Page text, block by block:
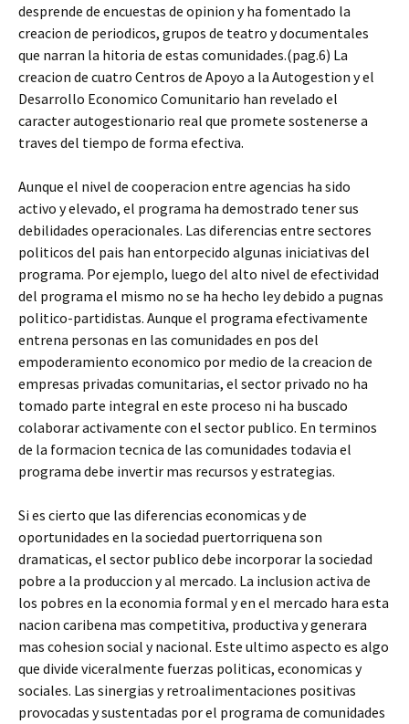
desprende de encuestas de opinion y ha fomentado la
creacion de periodicos, grupos de teatro y documentales
que narran la hitoria de estas comunidades.(pag.6) La
creacion de cuatro Centros de Apoyo a la Autogestion y el
Desarrollo Economico Comunitario han revelado el
caracter autogestionario real que promete sostenerse a
traves del tiempo de forma efectiva.
Aunque el nivel de cooperacion entre agencias ha sido
activo y elevado, el programa ha demostrado tener sus
debilidades operacionales. Las diferencias entre sectores
politicos del pais han entorpecido algunas iniciativas del
programa. Por ejemplo, luego del alto nivel de efectividad
del programa el mismo no se ha hecho ley debido a pugnas
politico-partidistas. Aunque el programa efectivamente
entrena personas en las comunidades en pos del
empoderamiento economico por medio de la creacion de
empresas privadas comunitarias, el sector privado no ha
tomado parte integral en este proceso ni ha buscado
colaborar activamente con el sector publico. En terminos
de la formacion tecnica de las comunidades todavia el
programa debe invertir mas recursos y estrategias.
Si es cierto que las diferencias economicas y de
oportunidades en la sociedad puertorriquena son
dramaticas, el sector publico debe incorporar la sociedad
pobre a la produccion y al mercado. La inclusion activa de
los pobres en la economia formal y en el mercado hara esta
nacion caribena mas competitiva, productiva y generara
mas cohesion social y nacional. Este ultimo aspecto es algo
que divide viceralmente fuerzas politicas, economicas y
sociales. Las sinergias y retroalimentaciones positivas
provocadas y sustentadas por el programa de comunidades